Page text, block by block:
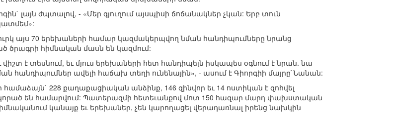
լայն ժպտալով, - «Մեր գյուղում այսպիսի ճոճանակներ չկան: Երբ տուն
այս 70 երեխաների համար կազմակերպվող նման հանդիպումները նրանց
ծրագրի հիմնական մասն են կազմում:
վիշտ է տեսնում, եւ մյուս երեխաների հետ հանդիպելն իսկապես օգնում է նրան. նա
հանդիպումներ ավելի հաճախ տեղի ունենային», - ասում է Գիորգիի մայրը`Նանան:
228 քաղաքացիական անձինք, 146 զինվոր եւ 14 ոստիկան է զոհվել
են համարվում: Պատերազմի հետեւանքով մոտ 150 հազար մարդ փախստական
կանայք եւ երեխաներ, չեն կարողացել վերադառնալ իրենց նախկին